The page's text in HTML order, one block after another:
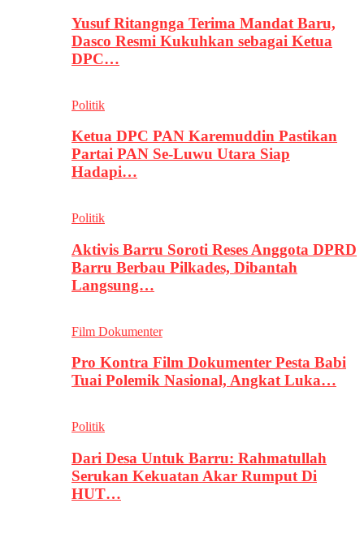
Yusuf Ritangnga Terima Mandat Baru,
Dasco Resmi Kukuhkan sebagai Ketua
DPC…
Politik
Ketua DPC PAN Karemuddin Pastikan
Partai PAN Se-Luwu Utara Siap
Hadapi…
Politik
Aktivis Barru Soroti Reses Anggota DPRD
Barru Berbau Pilkades, Dibantah
Langsung…
Film Dokumenter
Pro Kontra Film Dokumenter Pesta Babi
Tuai Polemik Nasional, Angkat Luka…
Politik
Dari Desa Untuk Barru: Rahmatullah
Serukan Kekuatan Akar Rumput Di
HUT…